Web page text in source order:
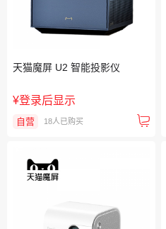
天猫魔屏 U2 智能投影仪
¥登录后显示
自营 18人已购买